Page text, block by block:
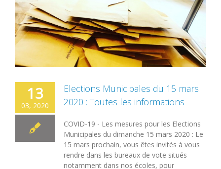
13
03, 2020
Elections Municipales du 15 mars
2020 : Toutes les informations
COVID-19 - Les mesures pour les Elections
Municipales du dimanche 15 mars 2020 : Le
15 mars prochain, vous êtes invités à vous
rendre dans les bureaux de vote situés
notamment dans nos écoles, pour